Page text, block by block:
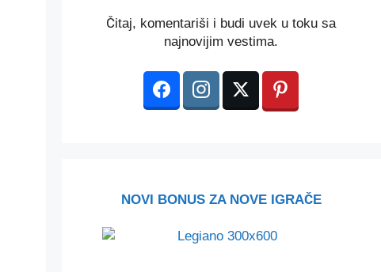
Čitaj, komentariši i budi uvek u toku sa
najnovijim vestima.
NOVI BONUS ZA NOVE IGRAČE